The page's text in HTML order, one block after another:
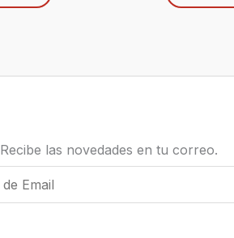
Recibe las novedades en tu correo.